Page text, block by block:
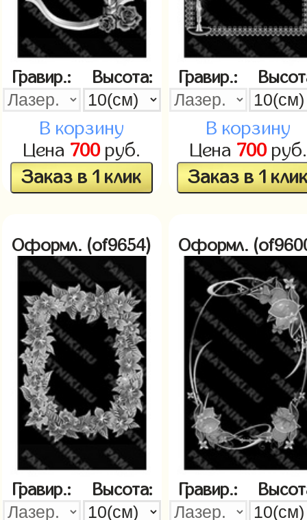
Гравир.: Высота:
В корзину
Цена 700руб.
Заказ в 1 клик
Гравир.:
В корзину
Цена 700руб.
Заказ в 1
Оформл. (of9654)
Гравир.: Высота:
Оформл.
Гравир.: